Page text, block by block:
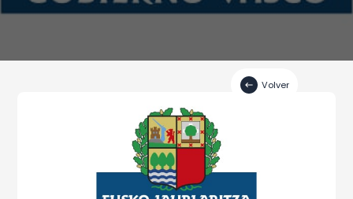
Volver